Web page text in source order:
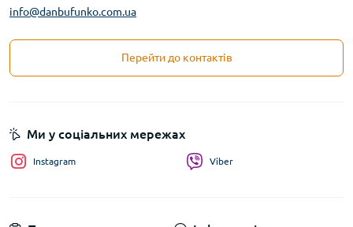
info@danbufunko.com.ua
Перейти до контактів
Ми у соціальних мережах
Instagram Viber